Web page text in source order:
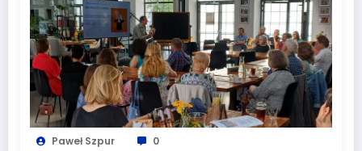
Paweł Szpur 0